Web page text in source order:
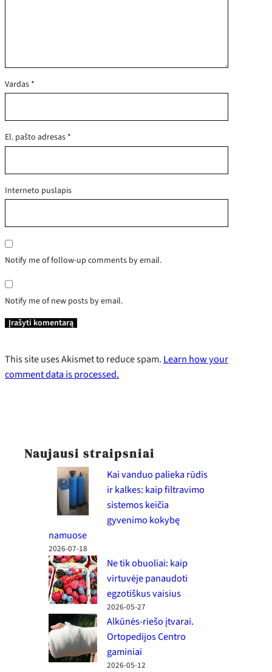
Vardas *
El. pašto adresas *
Interneto puslapis
Notify me of follow-up comments by email.
Notify me of new posts by email.
This site uses Akismet to reduce spam. Learn how your
comment data is processed.
Naujausi straipsniai
Kai vanduo palieka rūdis
ir kalkes: kaip filtravimo
sistemos keičia
gyvenimo kokybę
namuose
2026-07-18
Ne tik obuoliai: kaip
virtuvėje panaudoti
egzotiškus vaisius
2026-05-27
Alkūnės-riešo įtvarai.
Ortopedijos Centro
gaminiai
2026-05-12